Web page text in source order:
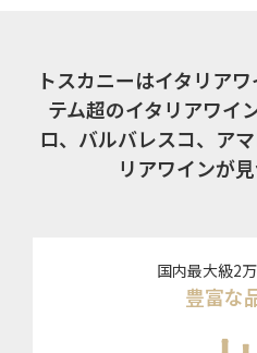
トスカニーはイタリア
テム超のイタリアワイ
ロ、バルバレスコ、ア
リアワインが見
国内最大級2
豊富な